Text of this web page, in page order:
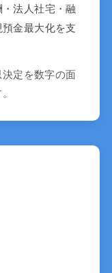
法人社宅・融
金最大化を支
定を数字の面